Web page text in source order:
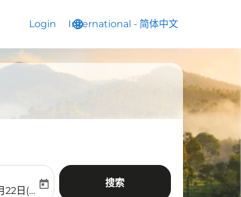
Login language
International - 简体中文
keyboard_arrow_down
return-date-aria-label
日(周六)
today 搜索